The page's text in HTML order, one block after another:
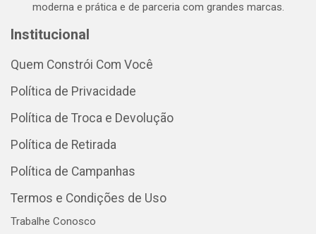
moderna e prática e de parceria com grandes marcas.
Institucional
Quem Constrói Com Você
Política de Privacidade
Política de Troca e Devolução
Política de Retirada
Política de Campanhas
Termos e Condições de Uso
Trabalhe Conosco